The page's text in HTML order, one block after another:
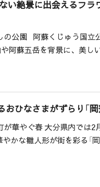
い絶景に出会えるフラ
の公園 阿蘇くじゅう国立
阿蘇五岳を背景に、美し
ひなさまがずらり「岡
華やぐ春 大分県内では2
かな雛人形が街を彩る「